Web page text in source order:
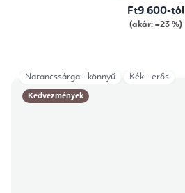
Ft9 600-tól
(akár: –23 %)
Kedvezmények
Narancssárga - könnyű Kék - erős